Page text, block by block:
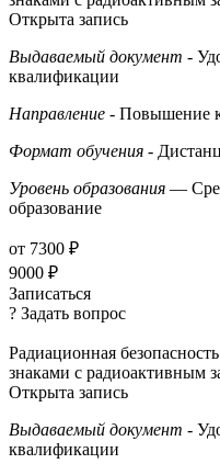
Открыта запись
Выдаваемый документ -
квалификации
Направление - Повышение
Формат обучения -
Уровень образования —
образование
от 7300 ₽
9000 ₽
Записаться
? Задать вопрос
Радиационная
знаками с радиоактивным
Открыта запись
Выдаваемый документ -
квалификации